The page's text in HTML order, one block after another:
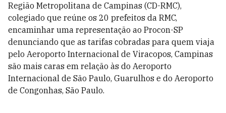
Região Metropolitana de Campinas (CD-RMC),
colegiado que reúne os 20 prefeitos da RMC,
encaminhar uma representação ao Procon-SP
denunciando que as tarifas cobradas para quem viaja
pelo Aeroporto Internacional de Viracopos, Campinas
são mais caras em relação às do Aeroporto
Internacional de São Paulo, Guarulhos e do Aeroporto
de Congonhas, São Paulo.